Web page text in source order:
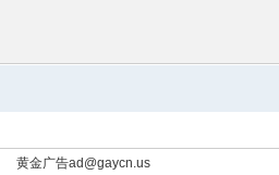
黄金广告ad@gaycn.us